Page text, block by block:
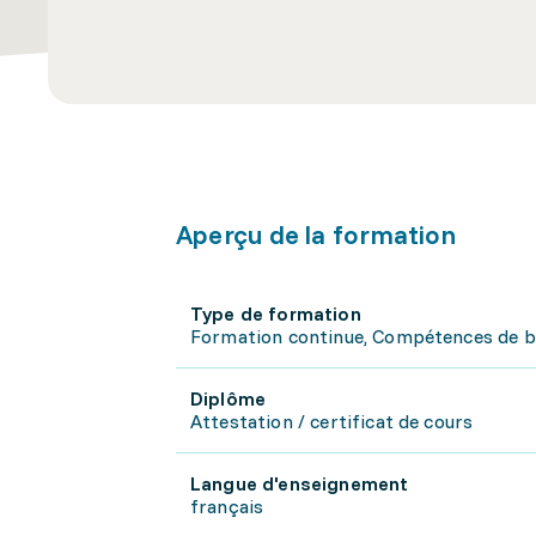
Aperçu de la formation
Type de formation
Formation continue, Compétences de
Diplôme
Attestation / certificat de cours
Langue d'enseignement
français